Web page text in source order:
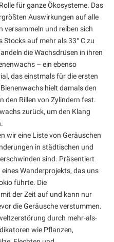
für ganze Ökosysteme. Das
Auswirkungen auf alle
versammeln und reiben sich
Stocks auf mehr als 33° C zu
die Wachsdrüsen in ihren
– ein ebenso
das einstmals für die ersten
hielt damals den
den Rillen von Zylindern fest.
zurück, um den Klang
wir eine Liste von Geräuschen
in städtischen und
sind. Präsentiert
Wanderprojekts, das uns
führte. Die
der Zeit auf und kann nur
die Geräusche verstummen.
durch mehr-als-
wie Pflanzen,